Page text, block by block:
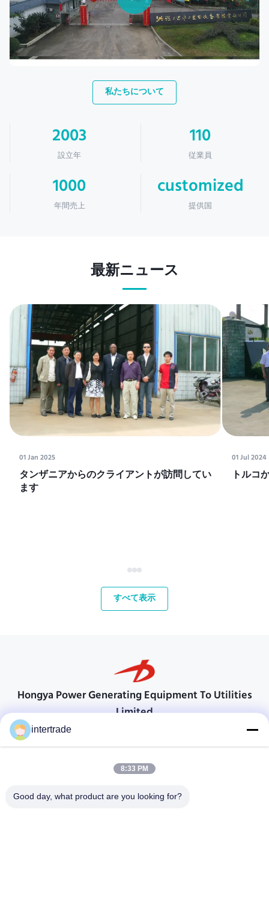
私たちについて
2003
設立年
110
従業員
1000
年間売上
customized
提供国
最新ニュース
01 Jan 2025
タンザニアからのクライアントが訪問してい
ます
01 Jul 2024
トルコ
すべて表示
Hongya Power Generating Equipment To Utilities
Limited
顧客の要求に応えるためのソリューション
Anxiの村、Yupingの町、Hongya郡、中国
86-28-37561966-8:00
intertrade
8:33 PM
Good day, what product are you looking for?